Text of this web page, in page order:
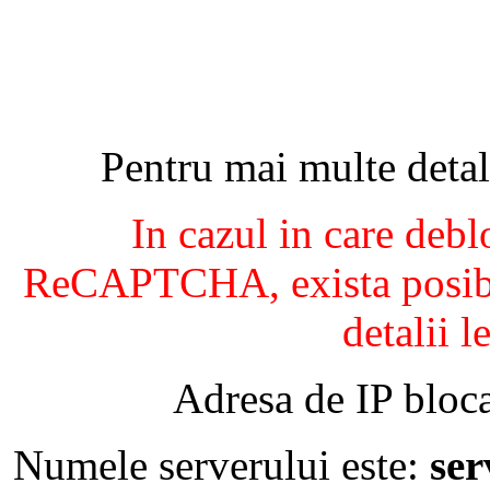
Pentru mai multe
In cazul in care
ReCAPTCHA, exista
detalii
Adresa de IP
Numele serverului este: